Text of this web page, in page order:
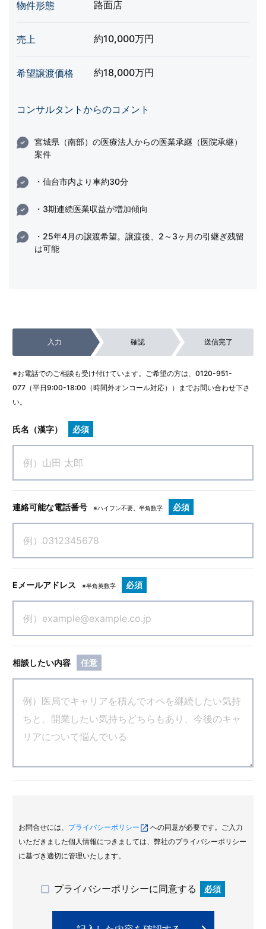
物件形態 路面店
売上 約10,000万円
希望譲渡価格 約18,000万円
コンサルタントからのコメント
宮城県（南部）の医療法人からの医業承継（医院承継）
案件
・仙台市内より車約30分
・3期連続医業収益が増加傾向
・25年4月の譲渡希望。譲渡後、2～3ヶ月の引継ぎ残留
は可能
入力 確認 送信完了
※お電話でのご相談も受け付けています。ご希望の方は、 0120-951-
077 （平日9:00-18:00（時間外オンコール対応））までお問い合わせ下さ
い。
氏名（漢字） 必須
連絡可能な電話番号 ※ハイフン不要、半角数字 必須
Eメールアドレス ※半角英数字 必須
相談したい内容 任意
お問合せには、 プライバシーポリシー
への同意が必要です。ご入力
いただきました個人情報につきましては、弊社のプライバシーポリシー
に基づき適切に管理いたします。
プライバシーポリシーに同意する 必須